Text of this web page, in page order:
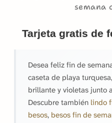
semana
Tarjeta gratis de
Desea feliz fin de
caseta de playa
brillante y violetas junto
Descubre también lindo
besos, besos fin de